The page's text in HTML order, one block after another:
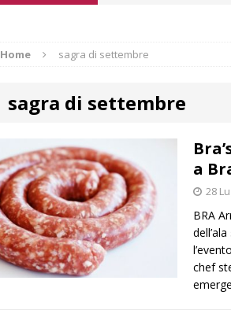
CRONACA
non cancellano il
[ 7 Agosto 2026 ]
ALTRE NOTIZIE
[ 7 Agosto 2026 ]
PRIMO
Abitare
Home sagra di settembre
sagra di settembre
a
28
BRA
chef